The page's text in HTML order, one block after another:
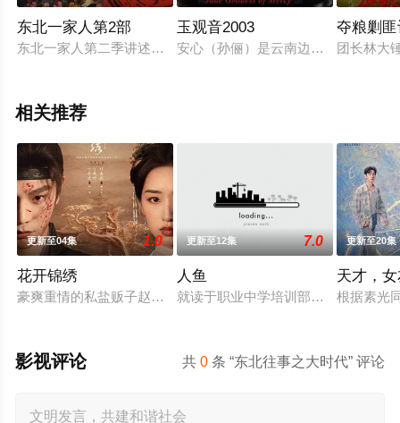
东北一家人第2部
东北一家人第二季讲述身处东北工业城市中的七口之家的生活
玉观音2003
安心（孙俪）是云南边陲小镇南德的
夺粮剿
团长林大
相关推荐
更新至04集 1.0
花开锦绣
豪爽重情的私盐贩子赵凌虽出身草莽，却心怀壮志，他结识了
更新至12集 7.0
人鱼
就读于职业中学培训部的花季女生苏
更新至20集
天才，
根据素光
共0 条 “东北往事之大时代” 评论
影视评论